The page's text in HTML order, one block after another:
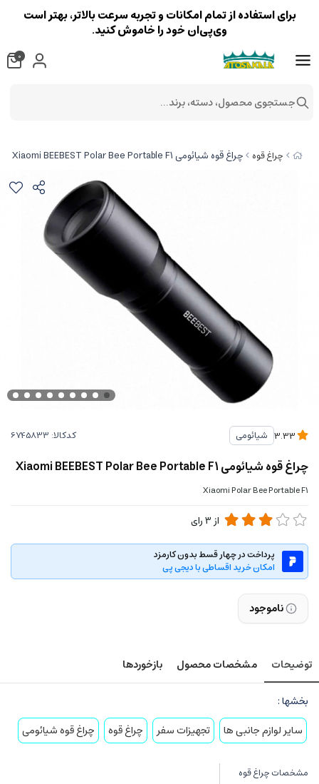
چراغ قوه چراغ قوه شیائومی Xiaomi BEEBEST Polar Bee Portable F1
شیائومی کدکالا:
چراغ قوه شیائومی Xiaomi BEEBEST Polar Bee Portable F1
Xiaomi Polar Bee Portable F1
از3رای
پرداخت در چهار قسط بدون کارمزد
امکان خرید اقساطی با دیجی پی
ناموجود
توضیحات مشخصات محصول بازخوردها
بخشها :
سایر لوازم جانبی ها
تجهیزات سفر چراغ قوه چراغ قوه شیائومی
مشخصات چراغ قوه
برای استفاده از تمام امکانات و تجربه سرعت بالاتر، بهتر است
وی‌پی‌ان خود را خاموش کنید.
0
جستجوی محصول، دسته، برند...